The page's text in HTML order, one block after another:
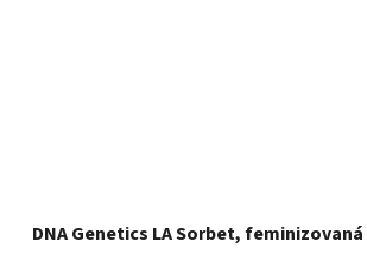
DNA Genetics LA Sorbet,